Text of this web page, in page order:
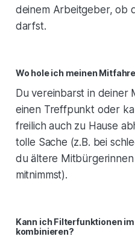
deinem Arbeitgeber, ob
darfst.
Wo hole ich meinen
Du vereinbarst in
einen Treffpunkt oder
freilich auch zu Hause
tolle Sache (z.B. bei
du ältere
mitnimmst).
Kann ich Filterfunktionen
kombinieren?